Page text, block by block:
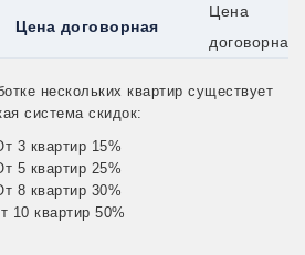
Цена договорная
Цена
договорная
нескольких квартир существует
система скидок:
3 квартир 15%
5 квартир 25%
8 квартир 30%
10 квартир 50%